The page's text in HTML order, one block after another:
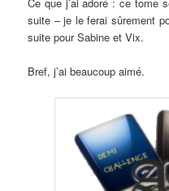
Ce que j’ai adoré : ce tome
suite – je le ferai sûrement
suite pour Sabine et Vix.
Bref, j’ai beaucoup aimé.